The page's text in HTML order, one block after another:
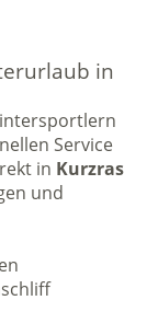
in
Service
in Kurzras
und